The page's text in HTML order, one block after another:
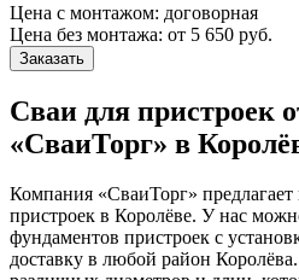
Цена с монтажом: договорная
Цена без монтажа: от 5 650 руб.
Заказать
Сваи для пристроек
«СваиТорг» в
Компания «СваиТорг»
пристроек в Королёве. У нас
фундаментов пристроек с
доставку в любой район